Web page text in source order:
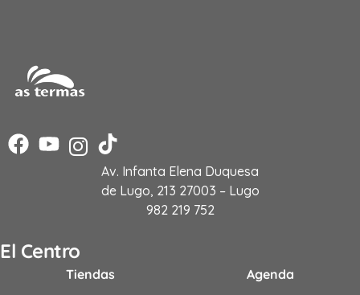
Av. Infanta Elena Duquesa
de Lugo, 213 27003 – Lugo
982 219 752
El Centro
Tiendas
Agenda